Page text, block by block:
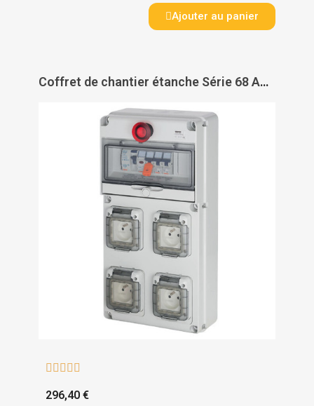
Ajouter au panier
Coffret de chantier étanche Série 68 ASC Q-DIN 10 - GEWISS
    
296,40 €